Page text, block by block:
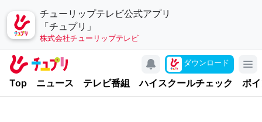
チューリップテレビ公式アプリ
「チュプリ」
株式会社チューリップテレビ
キャンペーン
アプリについて
お問い合わせ
ダウンロード
Top ニュース テレビ番組 ハイスクールチェック ポ